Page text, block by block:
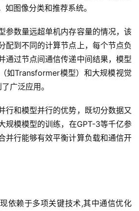
如图像分类和推荐系统。
参数量远超单机内存容量的情况，该
配到不同的计算节点上，每个节点负
通过节点间通信传递中间结果，模型
如Transformer模型）和大规模视觉
广泛应用。
行和模型并行的优势，既切分数据又
规模模型的训练，在GPT-3等千亿参
并行能够有效平衡计算负载和通信开
依赖于多项关键技术,其中通信优化